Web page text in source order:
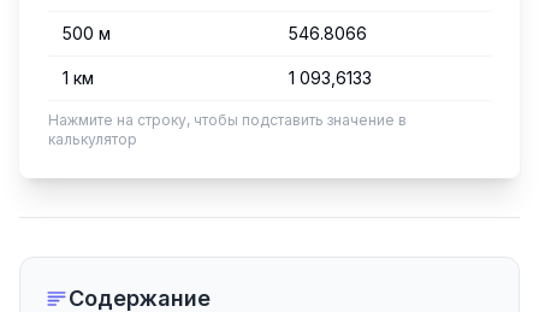
500 м 546.8066
1 км 1 093,6133
Нажмите на строку, чтобы подставить значение в
калькулятор
Содержание